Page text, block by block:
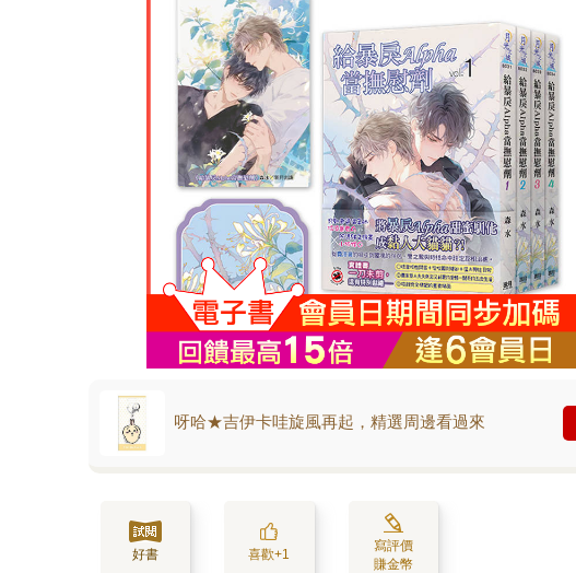
呀哈★吉伊卡哇旋風再起，精選周邊看過來
好書 喜歡+1
寫評價
賺金幣